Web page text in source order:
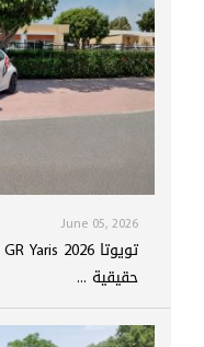
June 05, 2026
حقيقية ...